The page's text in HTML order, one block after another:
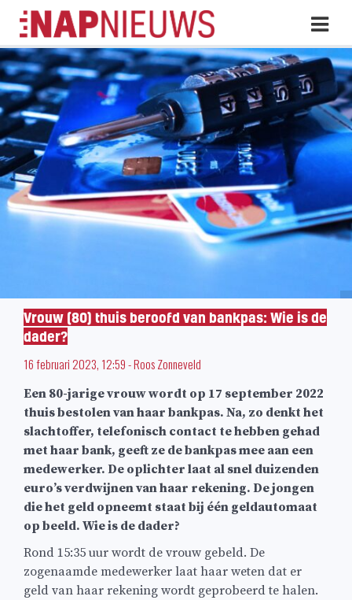
Skip
naar
inhoud
Vrouw (80) thuis beroofd van bankpas: Wie is de
dader?
16 februari 2023, 12:59-Roos Zonneveld
Een 80-jarige vrouw wordt op 17 september 2022
thuis bestolen van haar bankpas. Na, zo denkt het
slachtoffer, telefonisch contact te hebben gehad
met haar bank, geeft ze de bankpas mee aan een
medewerker. De oplichter laat al snel duizenden
euro’s verdwijnen van haar rekening. De jongen
die het geld opneemt staat bij één geldautomaat
op beeld. Wie is de dader?
Rond 15:35 uur wordt de vrouw gebeld. De
zogenaamde medewerker laat haar weten dat er
geld van haar rekening wordt geprobeerd te halen.